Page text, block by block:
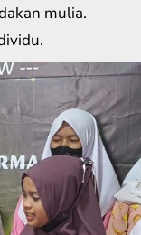
mulia.